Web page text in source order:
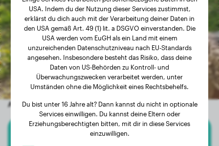
Andere zufällige Hunde
USA. Indem du der Nutzung dieser Services zustimmst,
erklärst du dich auch mit der Verarbeitung deiner Daten in
den USA gemäß Art. 49 (1) lit. a DSGVO einverstanden. Die
USA werden vom EuGH als ein Land mit einem
unzureichenden Datenschutzniveau nach EU-Standards
angesehen. Insbesondere besteht das Risiko, dass deine
Daten von US-Behörden zu Kontroll- und
Überwachungszwecken verarbeitet werden, unter
Umständen ohne die Möglichkeit eines Rechtsbehelfs.
Du bist unter 16 Jahre alt? Dann kannst du nicht in optionale
Services einwilligen. Du kannst deine Eltern oder
Erziehungsberechtigten bitten, mit dir in diese Services
einzuwilligen.